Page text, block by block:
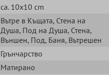
ca. 10x10 cm
Вътре в Къщата, Стена на
Душа, Под на Душа, Стена,
Външен, Под, Баня, Вътрешен
Грънчарство
Матирано